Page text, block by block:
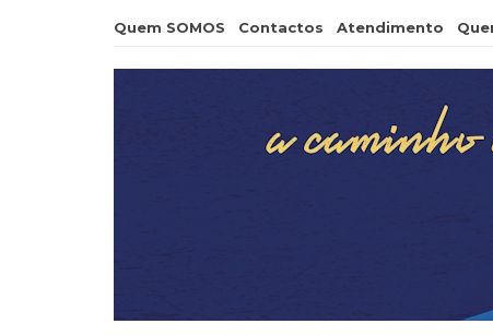
Quem SOMOS Contactos Atendimento